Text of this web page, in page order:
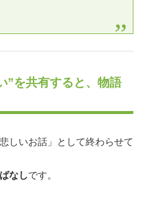
”を共有すると、物語
しいお話」として終わらせて
なしです。